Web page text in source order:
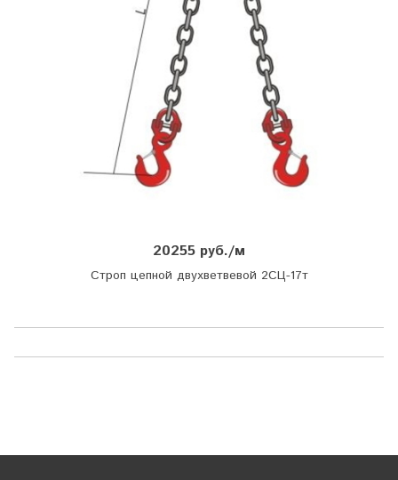
20255 руб./м
Строп цепной двухветвевой 2СЦ-17т